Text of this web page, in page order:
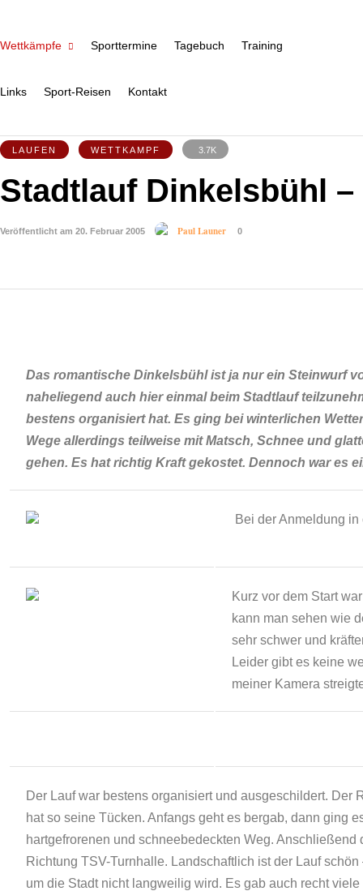
Wettkämpfe Sporttermine Tagebuch Training
Links Sport-Reisen Kontakt
LAUFEN WETTKAMPF 3.7K
Stadtlauf Dinkelsbühl
Veröffentlicht am 20. Februar 2005 Paul Launer 0
Das romantische Dinkelsbühl ist ja nur ein Steinwurf
naheliegend auch hier einmal beim Stadtlauf
bestens organisiert hat. Es ging bei winterlichen
Wege allerdings teilweise mit Matsch, Schnee und
gehen. Es hat richtig Kraft gekostet. Dennoch war es
Bei der Anmeldung
Kurz vor dem Start
kann man sehen wie
sehr schwer und
Leider gibt es keine
meiner Kamera
Der Lauf war bestens organisiert und ausgeschildert. Der
hat so seine Tücken. Anfangs geht es bergab, dann ging
hartgefrorenen und schneebedeckten Weg. Anschließend
Richtung TSV-Turnhalle. Landschaftlich ist der Lauf
um die Stadt nicht langweilig wird. Es gab auch recht